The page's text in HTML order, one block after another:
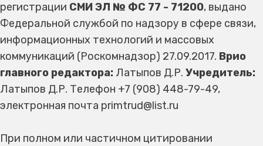
регистрации СМИ ЭЛ № ФС 77 - 71200, выдано
Федеральной службой по надзору в сфере связи,
информационных технологий и массовых
коммуникаций (Роскомнадзор) 27.09.2017. Врио
главного редактора: Латыпов Д.Р. Учредитель:
Латыпов Д.Р. Телефон +7 (908) 448-79-49,
электронная почта primtrud@list.ru
При полном или частичном цитировании